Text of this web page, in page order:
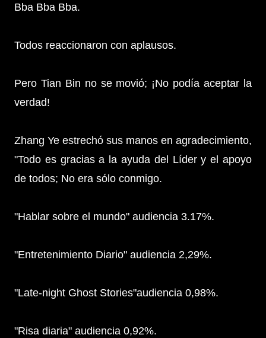
Bba Bba Bba.
Todos reaccionaron con aplausos.
Pero Tian Bin no se movió; ¡No podía aceptar la
verdad!
Zhang Ye estrechó sus manos en agradecimiento,
"Todo es gracias a la ayuda del Líder y el apoyo
de todos; No era sólo conmigo.
"Hablar sobre el mundo" audiencia 3.17%.
"Entretenimiento Diario" audiencia 2,29%.
"Late-night Ghost Stories"audiencia 0,98%.
"Risa diaria" audiencia 0,92%.